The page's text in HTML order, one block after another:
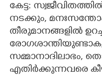
കേട്ട:
നടക്കും,
തീരുമാനങ്ങളിൽ
സമ്മാനാദിലാഭം,
എതിർക്കുന്നവരെ